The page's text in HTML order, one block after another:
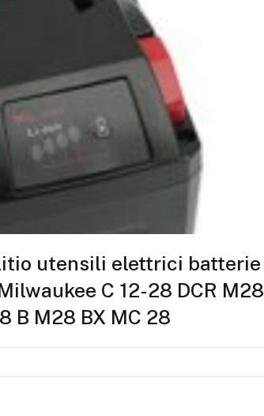
utensili elettrici batterie
C 12-28 DCR M28
B M28 BX MC 28